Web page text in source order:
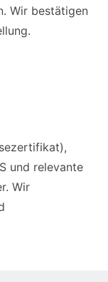
Wir bestätigen
und relevante
Wir